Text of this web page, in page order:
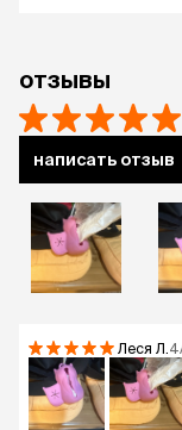
отзывы
написать отзыв
Леся Л.